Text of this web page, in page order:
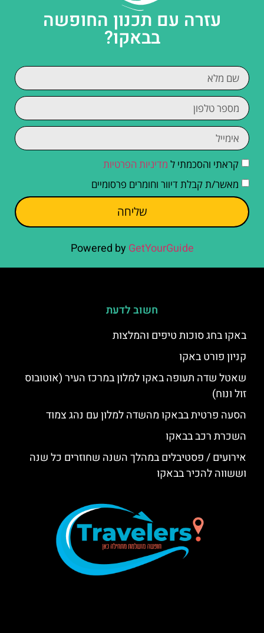
עזרה עם תכנון החופשה
בבאקו?
קראתי והסכמתי ל מדיניות הפרטיות
מאשר/ת קבלת דיוור וחומרים פרסומיים
שליחה
Powered by GetYourGuide
חשוב לדעת
באקו בחג סוכות טיפים והמלצות
קניון פורט באקו
שאטל שדה תעופה באקו למלון במרכז העיר (אוטובוס
זול ונוח)
הסעה פרטית בבאקו מהשדה למלון עם נהג צמוד
השכרת רכב בבאקו
אירועים / פסטיבלים במהלך השנה שחוזרים כל שנה
וששווה להכיר בבאקו